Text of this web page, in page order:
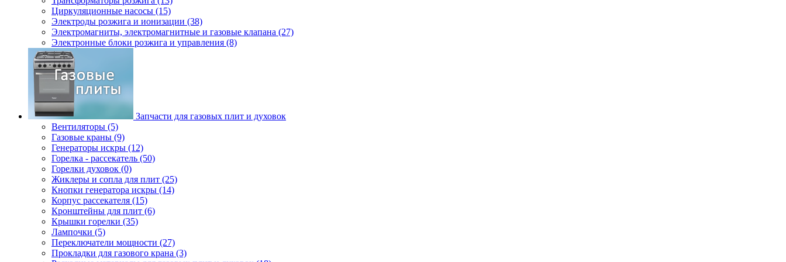
Циркуляционные насосы (15)
Электроды розжига и ионизации (38)
Электромагниты, электромагнитные и газовые клапана (27)
Электронные блоки розжига и управления (8)
Запчасти для газовых плит и духовок
Вентиляторы (5)
Газовые краны (9)
Генераторы искры (12)
Горелка - рассекатель (50)
Горелки духовок (0)
Жиклеры и сопла для плит (25)
Кнопки генератора искры (14)
Корпус рассекателя (15)
Кронштейны для плит (6)
Крышки горелки (35)
Лампочки (5)
Переключатели мощности (27)
Прокладки для газового крана (3)